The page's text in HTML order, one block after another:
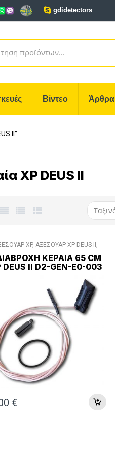
gdidetectors
Βίντεο Άρθρα
II”
XP DEUS II
XP, ΑΞΕΣΟΥΑΡ XP DEUS II
ΚΕΡΑΊΑ 65 CM
DEUS II D2-GEN-E0-003
€